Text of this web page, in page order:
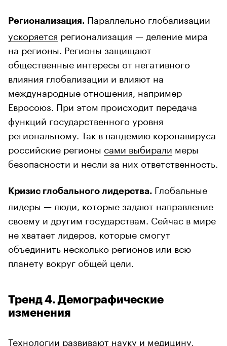
Регионализация. Параллельно глобализации
ускоряется регионализация — деление мира
на регионы. Регионы защищают
общественные интересы от негативного
влияния глобализации и влияют на
международные отношения, например
Евросоюз. При этом происходит передача
функций государственного уровня
региональному. Так в пандемию коронавируса
российские регионы сами выбирали меры
безопасности и несли за них ответственность.
Кризис глобального лидерства. Глобальные
лидеры — люди, которые задают направление
своему и другим государствам. Сейчас в мире
не хватает лидеров, которые смогут
объединить несколько регионов или всю
планету вокруг общей цели.
Тренд 4. Демографические
изменения
Технологии развивают науку и медицину,